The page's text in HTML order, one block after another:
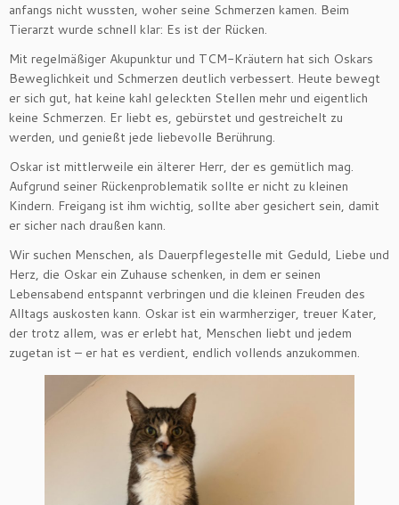
anfangs nicht wussten, woher seine Schmerzen kamen. Beim
Tierarzt wurde schnell klar: Es ist der Rücken.
Mit regelmäßiger Akupunktur und TCM-Kräutern hat sich Oskars
Beweglichkeit und Schmerzen deutlich verbessert. Heute bewegt
er sich gut, hat keine kahl geleckten Stellen mehr und eigentlich
keine Schmerzen. Er liebt es, gebürstet und gestreichelt zu
werden, und genießt jede liebevolle Berührung.
Oskar ist mittlerweile ein älterer Herr, der es gemütlich mag.
Aufgrund seiner Rückenproblematik sollte er nicht zu kleinen
Kindern. Freigang ist ihm wichtig, sollte aber gesichert sein, damit
er sicher nach draußen kann.
Wir suchen Menschen, als Dauerpflegestelle mit Geduld, Liebe und
Herz, die Oskar ein Zuhause schenken, in dem er seinen
Lebensabend entspannt verbringen und die kleinen Freuden des
Alltags auskosten kann. Oskar ist ein warmherziger, treuer Kater,
der trotz allem, was er erlebt hat, Menschen liebt und jedem
zugetan ist – er hat es verdient, endlich vollends anzukommen.